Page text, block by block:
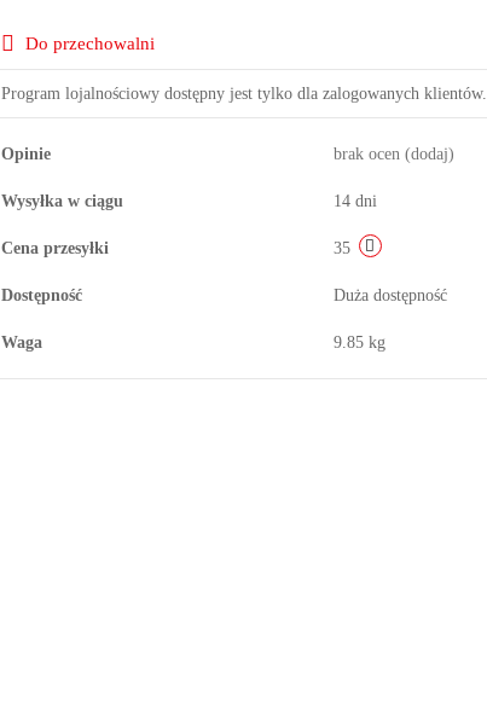
Do przechowalni
Program lojalnościowy dostępny jest tylko dla zalogowanych klientów.
Opinie brak ocen (dodaj)
Wysyłka w ciągu 14 dni
Cena przesyłki 35
Dostępność Duża dostępność
Waga 9.85 kg